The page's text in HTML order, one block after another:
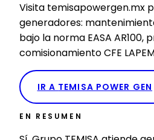
Visita temisapowergen.mx
generadores:
bajo la norma EASA
comisionamiento CFE
IR A TEMISA POWER GEN
EN RESUMEN